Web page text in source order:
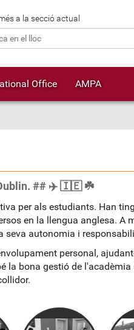
a la secció actual
Office AMPA
Dublin. ## ✈️ 🇮🇪 ☘️
per als estudiants. Han
en la llengua anglesa. A
seva autonomia i
personal,
la bona gestió de l'acadèmia